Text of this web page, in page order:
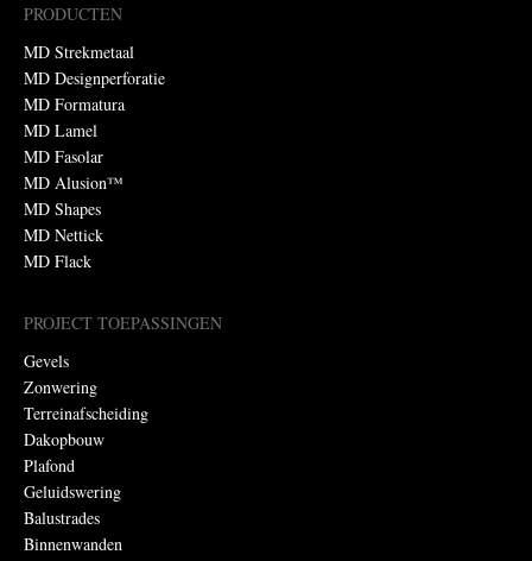
PRODUCTEN
MD Strekmetaal
MD Designperforatie
MD Formatura
MD Lamel
MD Fasolar
MD Alusion™
MD Shapes
MD Nettick
MD Flack
PROJECT TOEPASSINGEN
Gevels
Zonwering
Terreinafscheiding
Dakopbouw
Plafond
Geluidswering
Balustrades
Binnenwanden